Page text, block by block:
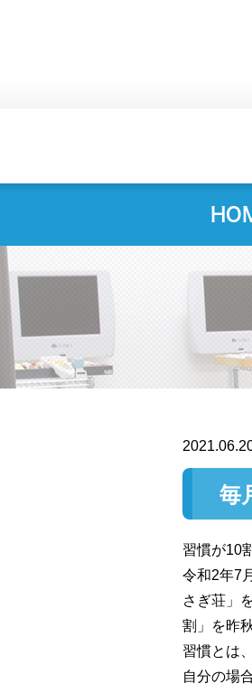
毎
習慣が10
令和2年7
さぎ荘」
割」を昨
習慣とは
自分の場